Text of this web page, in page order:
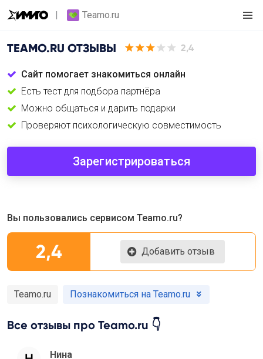
Teamo.ru
TEAMO.RU ОТЗЫВЫ 2,4
Сайт помогает знакомиться онлайн
Есть тест для подбора партнёра
Можно общаться и дарить подарки
Проверяют психологическую совместимость
Зарегистрироваться
Вы пользовались сервисом Teamo.ru?
2,4 Добавить отзыв
Teamo.ru Познакомиться на Teamo.ru
Все отзывы про Teamo.ru 👇
Нина